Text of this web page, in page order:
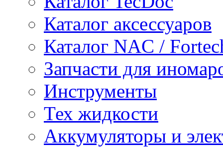
Каталог аксессуаров
Каталог NAC /
Запчасти для
Инструменты
Тех жидкости
Аккумуляторы и